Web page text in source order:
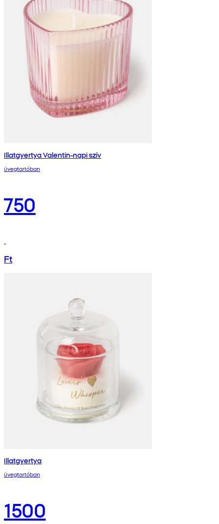
Illatgyertya Valentin-napi szív
üvegtartóban
750
Ft
Illatgyertya
üvegtartóban
1500